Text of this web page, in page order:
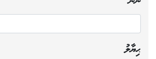
ޙިޔާލު